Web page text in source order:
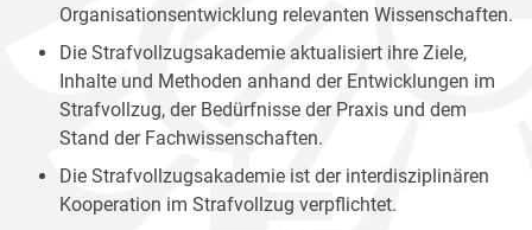
Organisationsentwicklung relevanten Wissenschaften.
Die Strafvollzugsakademie aktualisiert ihre Ziele,
Inhalte und Methoden anhand der Entwicklungen im
Strafvollzug, der Bedürfnisse der Praxis und dem
Stand der Fachwissenschaften.
Die Strafvollzugsakademie ist der interdisziplinären
Kooperation im Strafvollzug verpflichtet.